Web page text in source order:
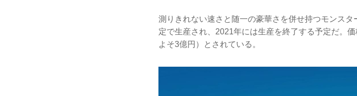
測りきれない速さと随一の豪華さを併せ持つモンス
定で生産され、2021年には生産を終了する予定だ。
よそ3億円）とされている。